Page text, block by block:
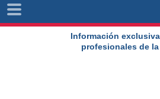
Información
profesionales de